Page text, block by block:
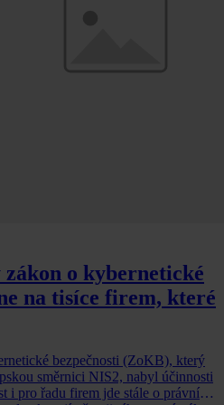
o kybernetické
na tisíce firem, které
bezpečnosti (ZoKB), který
směrnici NIS2, nabyl účinnosti
i pro řadu firem jde stále o právní